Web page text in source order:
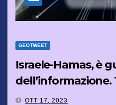
GEOTWEET
Israele-Hamas, è
news
OTT 17, 2023